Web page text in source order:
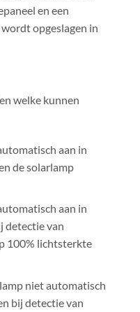
en een
opgeslagen in
welke kunnen
aan in
de solarlamp
aan in
detectie van
100% lichtsterkte
niet automatisch
bij detectie van